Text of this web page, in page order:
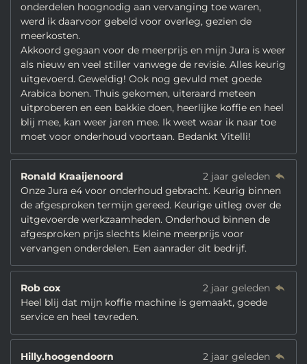
onderdelen hoognodig aan vervanging toe waren,
werd ik daarvoor gebeld voor overleg, gezien de
meerkosten.
Akkoord gegaan voor de meerprijs en mijn Jura is weer
als nieuw en veel stiller vanwege de revisie. Alles keurig
uitgevoerd. Geweldig! Ook nog gevuld met goede
Arabica bonen. Thuis gekomen, uiteraard meteen
uitproberen en een bakkie doen, heerlijke koffie en heel
blij mee, kan weer jaren mee. Ik weet waar ik naar toe
moet voor onderhoud voortaan. Bedankt Vitelli!
Ronald Kraaijenoord
2 jaar geleden
Onze Jura e4 voor onderhoud gebracht. Keurig binnen
de afgesproken termijn gereed. Keurige uitleg over de
uitgevoerde werkzaamheden. Onderhoud binnen de
afgesproken prijs slechts kleine meerprijs voor
vervangen onderdelen. Een aanrader dit bedrijf.
Rob cox
2 jaar geleden
Heel blij dat mijn koffie machine is gemaakt, goede
service en heel tevreden.
Hilly.hoogendoorn
2 jaar geleden